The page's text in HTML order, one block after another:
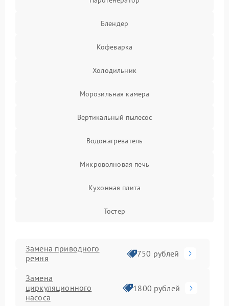
Блендер
Кофеварка
Холодильник
Морозильная камера
Вертикальный пылесос
Водонагреватель
Микроволновая печь
Кухонная плита
Тостер
Замена приводного
ремня
750 рублей
Замена
циркуляционного
насоса
1800 рублей